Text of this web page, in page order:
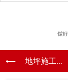
地坪施工...